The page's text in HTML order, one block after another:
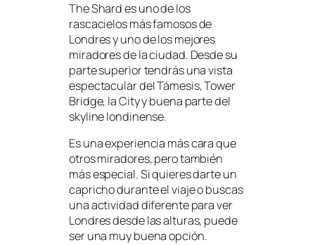
The Shard es uno de los
rascacielos más famosos de
Londres y uno de los mejores
miradores de la ciudad. Desde su
parte superior tendrás una vista
espectacular del Támesis, Tower
Bridge, la City y buena parte del
skyline londinense.
Es una experiencia más cara que
otros miradores, pero también
más especial. Si quieres darte un
capricho durante el viaje o buscas
una actividad diferente para ver
Londres desde las alturas, puede
ser una muy buena opción.